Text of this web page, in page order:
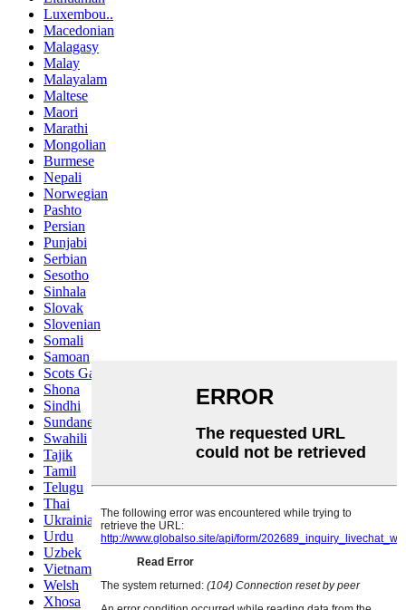
Luxembou..
Macedonian
Malagasy
Malay
Malayalam
Maltese
Maori
Marathi
Mongolian
Burmese
Nepali
Norwegian
Pashto
Persian
Punjabi
Serbian
Sesotho
Sinhala
Slovak
Slovenian
Somali
Samoan
Scots Gaelic
Shona
Sindhi
Sundanese
Swahili
Tajik
Tamil
Telugu
Thai
Ukrainian
Urdu
Uzbek
Vietnamese
Welsh
Xhosa